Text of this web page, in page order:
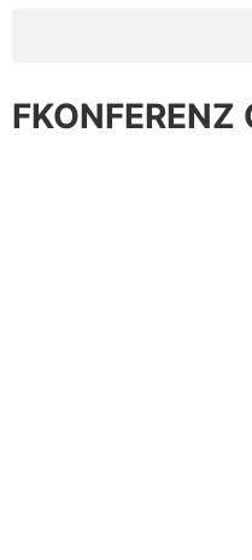
FKONFERENZ